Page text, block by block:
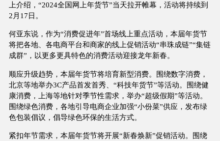
上介绍，“2024全国网上年货节”当天拉开帷幕，活动将持续到
2月17日。
何亚东说，作为“消费促进年”首场线上重点活动，本届年货节
将把各地、各电商平台和商家的线上促销活动“串珠成链”“集链
成群”，以更多更具特色的消费活动迎接龙年新春。
顺应升级趋势，本届年货节将培育新型消费。围绕数字消费，
北京等地举办3C产品首发首秀、“科技年货节”等活动。围绕健
康消费，上海等地针对季节性需求，举办“超级假期”等活动。
围绕绿色消费，各地引导电商企业加强“小份菜”供应，发布绿
色包装倡议，倡导绿色环保的生活方式。
紧扣年节需求，本届年货节将开展“新春焕新”促销活动。围绕